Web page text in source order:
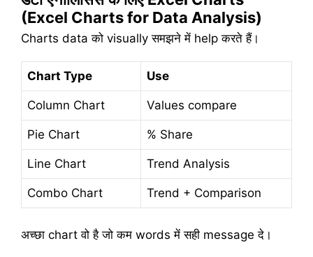
(Excel Charts for Data Analysis)
Charts data को visually समझने में help करते हैं।
Chart Type Use
Column Chart Values compare
Pie Chart % Share
Line Chart Trend Analysis
Combo Chart Trend + Comparison
अच्छा chart वो है जो कम words में सही message दे।